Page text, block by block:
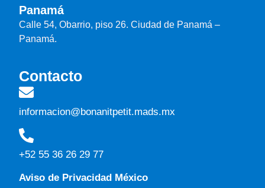
Panamá
Calle 54, Obarrio, piso 26. Ciudad de Panamá –
Panamá.
Contacto
informacion@bonanitpetit.mads.mx
+52 55 36 26 29 77
Aviso de Privacidad México